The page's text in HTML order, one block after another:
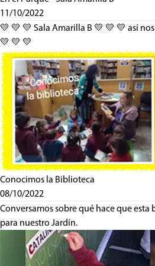
11/10/2022
💛 💛 💛 Sala Amarilla B 💛 💛 💛 así
💛 💛 💛
Conocimos la Biblioteca
08/10/2022
Conversamos sobre qué hace que esta
para nuestro Jardín.